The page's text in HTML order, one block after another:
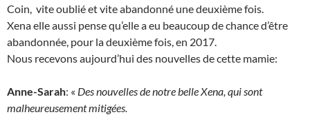
Coin, vite oublié et vite abandonné une deuxième fois.
Xena elle aussi pense qu’elle a eu beaucoup de chance d’être
abandonnée, pour la deuxième fois, en 2017.
Nous recevons aujourd’hui des nouvelles de cette mamie:
Anne-Sarah: « Des nouvelles de notre belle Xena, qui sont
malheureusement mitigées.